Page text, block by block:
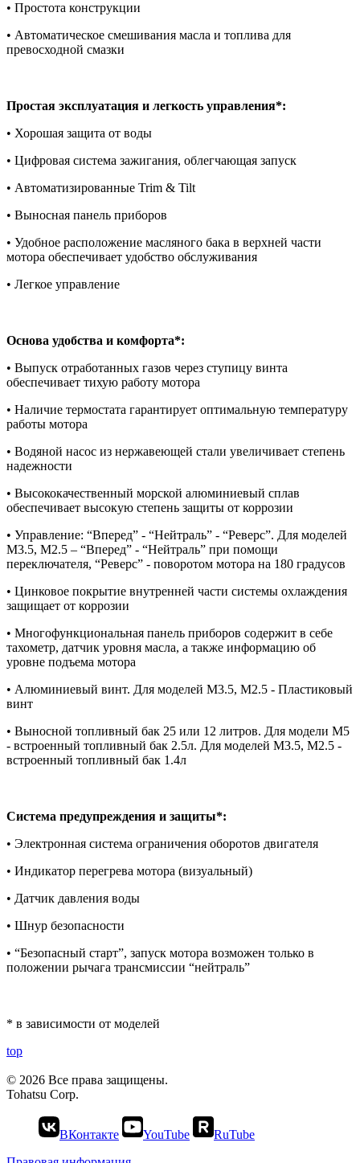
• Простота конструкции
• Автоматическое смешивания масла и топлива для
превосходной смазки
Простая эксплуатация и легкость управления*:
• Хорошая защита от воды
• Цифровая система зажигания, облегчающая запуск
• Автоматизированные Trim & Tilt
• Выносная панель приборов
• Удобное расположение масляного бака в верхней части
мотора обеспечивает удобство обслуживания
• Легкое управление
Основа удобства и комфорта*:
• Выпуск отработанных газов через ступицу винта
обеспечивает тихую работу мотора
• Наличие термостата гарантирует оптимальную температуру
работы мотора
• Водяной насос из нержавеющей стали увеличивает степень
надежности
• Высококачественный морской алюминиевый сплав
обеспечивает высокую степень защиты от коррозии
• Управление: “Вперед” - “Нейтраль” - “Реверс”. Для моделей
M3.5, M2.5 – “Вперед” - “Нейтраль” при помощи
переключателя, “Реверс” - поворотом мотора на 180 градусов
• Цинковое покрытие внутренней части системы охлаждения
защищает от коррозии
• Многофункциональная панель приборов содержит в себе
тахометр, датчик уровня масла, а также информацию об
уровне подъема мотора
• Алюминиевый винт. Для моделей M3.5, M2.5 - Пластиковый
винт
• Выносной топливный бак 25 или 12 литров. Для модели M5
- встроенный топливный бак 2.5л. Для моделей M3.5, M2.5 -
встроенный топливный бак 1.4л
Система предупреждения и защиты*:
• Электронная система ограничения оборотов двигателя
• Индикатор перегрева мотора (визуальный)
• Датчик давления воды
• Шнур безопасности
• “Безопасный старт”, запуск мотора возможен только в
положении рычага трансмиссии “нейтраль”
* в зависимости от моделей
top
© 2026 Все права защищены.
Tohatsu Corp.
ВКонтакте YouTube
RuTube